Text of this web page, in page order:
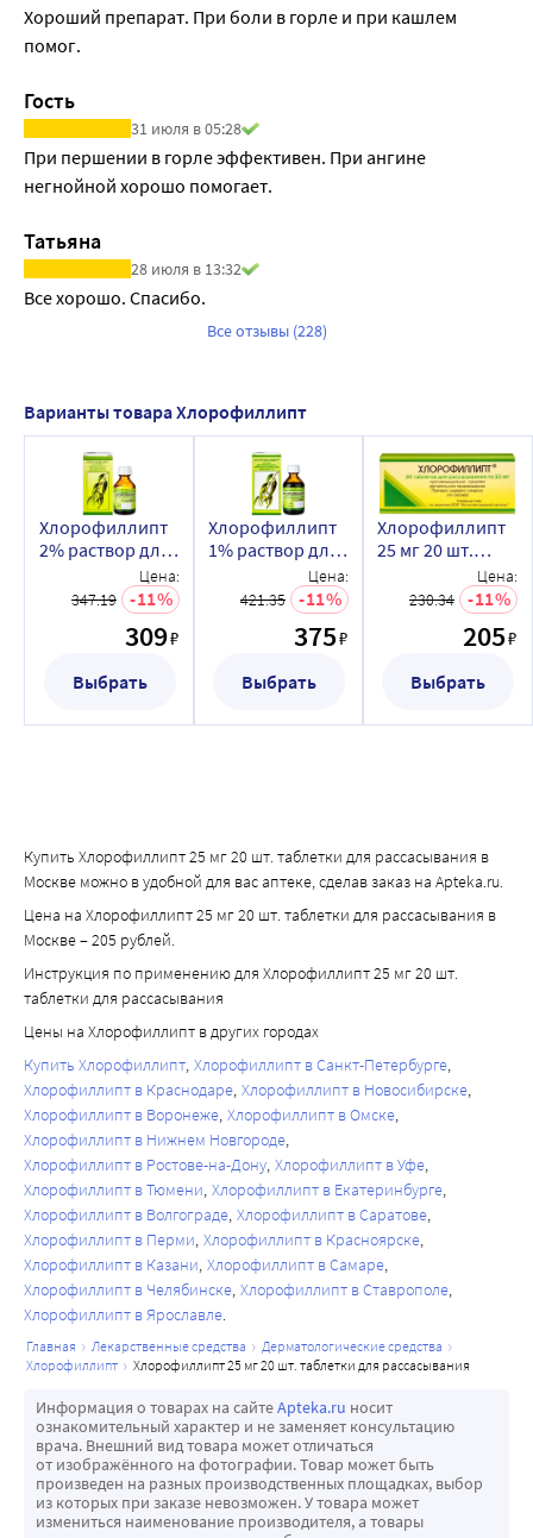
Хороший препарат. При боли в горле и при кашлем
помог.
Гость
31 июля в 05:28
При першении в горле эффективен. При ангине
негнойной хорошо помогает.
Татьяна
28 июля в 13:32
Все хорошо. Спасибо.
Все отзывы (228)
Варианты товара Хлорофиллипт
Хлорофиллипт
2% раствор для
применения
масляный 20 мл
Цена:
347.19
11
309₽
Выбрать
Хлорофиллипт
1% раствор для
приема внутрь
50 мл
Цена:
421.35
11
375₽
Выбрать
Хлорофиллипт
25 мг 20 шт.
таблетки для
рассасывания
Цена:
230.34
11
205₽
Выбрать
Купить Хлорофиллипт 25 мг 20 шт. таблетки для рассасывания в
Москве можно в удобной для вас аптеке, сделав заказ на Apteka.ru.
Цена на Хлорофиллипт 25 мг 20 шт. таблетки для рассасывания в
Москве – 205 рублей.
Инструкция по применению для Хлорофиллипт 25 мг 20 шт.
таблетки для рассасывания
Цены на Хлорофиллипт в других городах
Купить Хлорофиллипт Хлорофиллипт в Санкт-Петербурге
Хлорофиллипт в Краснодаре Хлорофиллипт в Новосибирске
Хлорофиллипт в Воронеже Хлорофиллипт в Омске
Хлорофиллипт в Нижнем Новгороде
Хлорофиллипт в Ростове-на-Дону Хлорофиллипт в Уфе
Хлорофиллипт в Тюмени Хлорофиллипт в Екатеринбурге
Хлорофиллипт в Волгограде Хлорофиллипт в Саратове
Хлорофиллипт в Перми Хлорофиллипт в Красноярске
Хлорофиллипт в Казани Хлорофиллипт в Самаре
Хлорофиллипт в Челябинске Хлорофиллипт в Ставрополе
Хлорофиллипт в Ярославле
главная лекарственные средства
дерматологические средства
хлорофиллипт
хлорофиллипт 25 мг 20 шт. таблетки для рассасывания
Информация о товарах на сайтеApteka.ru носит
ознакомительный характер и не заменяет консультацию
врача. Внешний вид товара может отличаться
от изображённого на фотографии. Товар может быть
произведен на разных производственных площадках, выбор
из которых при заказе невозможен. У товара может
измениться наименование производителя, а товары